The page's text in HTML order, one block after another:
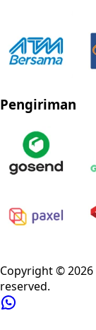
Pengiriman
Copyright ©2026
reserved.